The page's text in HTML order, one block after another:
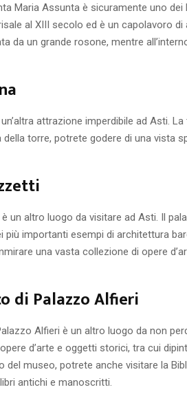
Maria Assunta è sicuramente uno
al XIII secolo ed è un capolavoro
da un grande rosone, mentre
attrazione imperdibile ad Asti.
della torre, potrete godere di una vista
un altro luogo da visitare ad Asti. Il
più importanti esempi di architettura
una vasta collezione di opere
di Palazzo Alfieri
Alfieri è un altro luogo da non
d’arte e oggetti storici, tra cui
del museo, potrete anche visitare la
antichi e manoscritti.